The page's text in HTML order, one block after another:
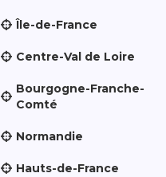
Île-de-France
Centre-Val de Loire
Bourgogne-Franche-
Comté
Normandie
Hauts-de-France